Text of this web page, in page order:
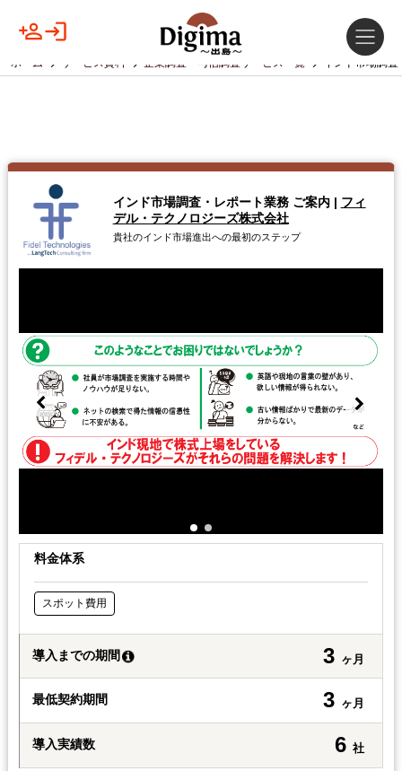
ホーム サービス資料 企業調査・与信調査サービス一覧 インド市場調
インド市場調査・レポート業務 ご案内 | フィ
デル・テクノロジーズ株式会社
貴社のインド市場進出への最初のステップ
料金体系
スポット費用
導入までの期間 3 ヶ月
最低契約期間 3 ヶ月
導入実績数 6 社